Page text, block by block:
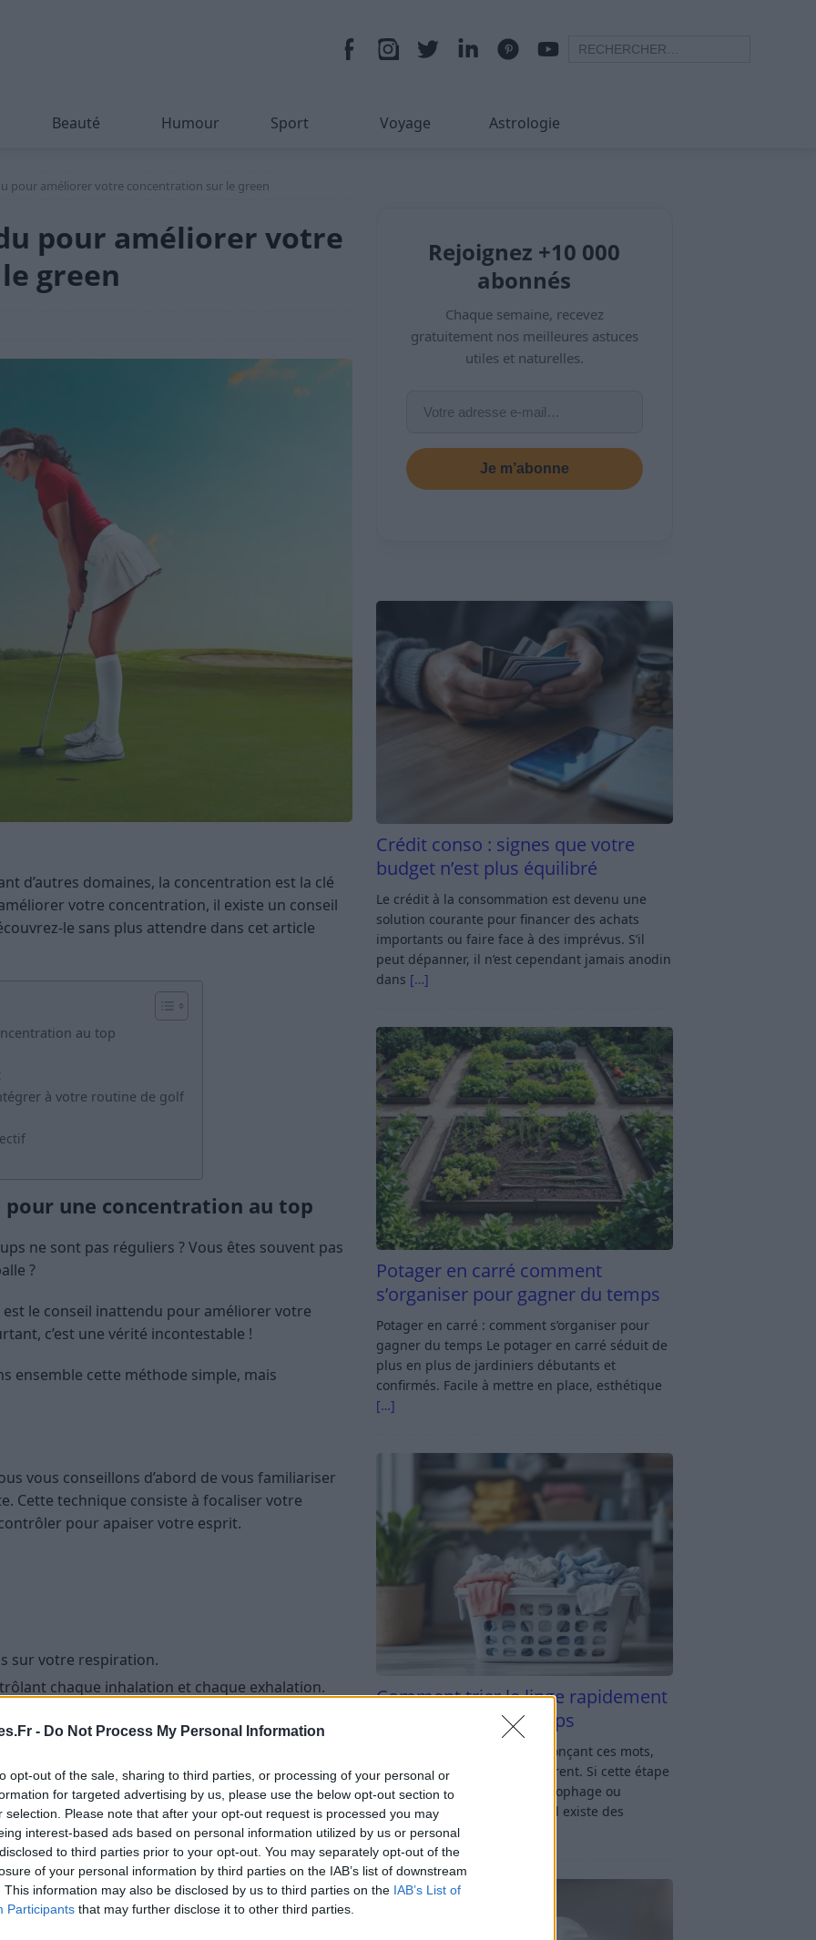
- Do Not Process My Personal Information
opt-out of the sale, sharing to third parties, or processing of your personal or
for targeted advertising by us, please use the below opt-out section to
selection. Please note that after your opt-out request is processed you may
interest-based ads based on personal information utilized by us or personal
to third parties prior to your opt-out. You may separately opt-out of the
of your personal information by third parties on the IAB’s list of downstream
This information may also be disclosed by us to third parties on the IAB’s List of
Participants that may further disclose it to other third parties.
Beauté Humour Sport Voyage Astrologie
pour améliorer votre concentration sur le green
pour améliorer votre
green
d’autres domaines, la concentration est la clé
votre concentration, il existe un conseil
le sans plus attendre dans cet article
au top
à votre routine de golf
une concentration au top
ne sont pas réguliers ? Vous êtes souvent pas
?
le conseil inattendu pour améliorer votre
c’est une vérité incontestable !
ensemble cette méthode simple, mais
vous conseillons d’abord de vous familiariser
Cette technique consiste à focaliser votre
pour apaiser votre esprit.
sur votre respiration.
chaque inhalation et chaque exhalation.
chaque jour.
cet objectif !
peut transformer votre jeu de golf. Avant
pour respirer profondément et vous concentrer
cela va améliorer votre concentration, mais aussi
Rejoignez +10 000
abonnés
Chaque semaine, recevez
gratuitement nos meilleures astuces
utiles et naturelles.
Je m’abonne
Crédit conso : signes que votre
budget n’est plus équilibré
Le crédit à la consommation est devenu une
solution courante pour financer des achats
importants ou faire face à des imprévus. S’il
peut dépanner, il n’est cependant jamais anodin
dans […]
Potager en carré comment
s’organiser pour gagner du temps
Potager en carré : comment s’organiser pour
gagner du temps Le potager en carré séduit de
plus en plus de jardiniers débutants et
confirmés. Facile à mettre en place, esthétique
[…]
Comment trier le linge rapidement
sans y passer du temps
Tri du linge : rien qu’en prononçant ces mots,
beaucoup d’entre nous soupirent. Si cette étape
du lavage vous semble chronophage ou
compliquée, rassurez-vous : il existe des
astuces simples